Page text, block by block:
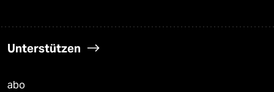
Unterstützen
abo